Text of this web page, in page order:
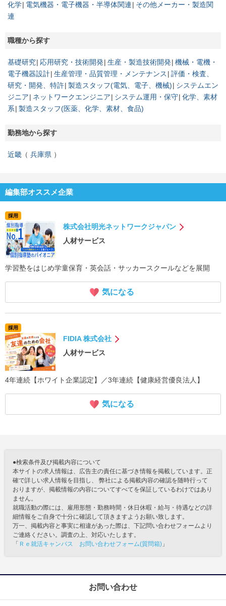
化学 電気機器・電子機器・半導体関連
その他メーカー・製造関
連
職種から探す
基礎研究 応用研究・技術開発 生産・製造技術開発 機械・電機・
電子機器設計 生産管理・品質管理・メンテナンス
評価・検査、
研究・開発、特許 製造スタッフ(電気、電子、機械)
システムエン
ジニア
ネットワークエンジニア システム運用・保守 化学、素材
系 製造スタッフ(医薬、化学、素材、食品)
勤務地から探す
近畿 兵庫県
編集部オススメ企業
採用
株式会社明光ネットワークジャパン
人材サービス
学習塾をはじめ学童保育・英会話・サッカースクールなどを展開
気になる
採用
FIDIA 株式会社
人材サービス
4年連続【ホワイト企業認定】／3年連続【健康経営優良法人】
気になる
●検索条件及び掲載内容について
本サイトの求人情報は、広告主の責任に基づき情報を掲載しています。正
確で詳しい求人情報を目指し、 弊社による掲載内容の確認を随時行って
おりますが、掲載情報の内容についてすべてを保証しているわけではあり
ません。
就職活動の際には、雇用形態・勤務時間・休日休暇・給与・待遇などの詳
細情報をご自身で十分に確認して頂きますようお願い致します。
万一、掲載内容と事実に相違があった際は、下記問い合わせフォームより
ご連絡ください。調査の上、対応いたします。
「 Ｒｅ就活キャンパス お問い合わせフォーム(質問箱) 」
お問い合わせ